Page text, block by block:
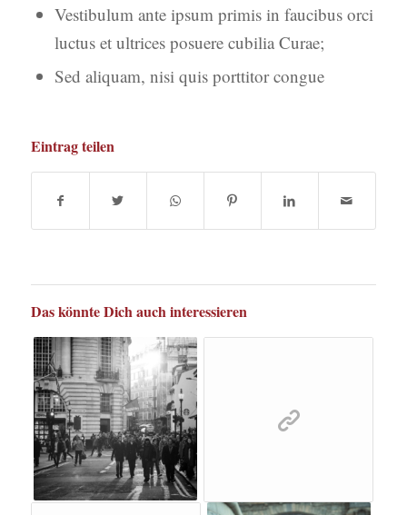
Vestibulum ante ipsum primis in faucibus orci
luctus et ultrices posuere cubilia Curae;
Sed aliquam, nisi quis porttitor congue
Eintrag teilen
Das könnte Dich auch interessieren